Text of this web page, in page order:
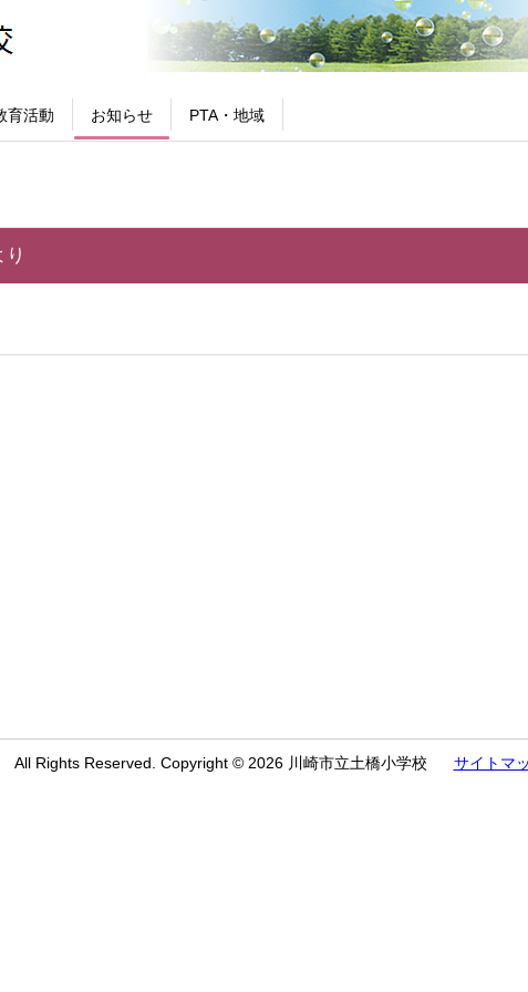
育活動 お知らせ PTA・地域
All Rights Reserved. Copyright © 2026 川崎市立土橋小学校 サイトマ